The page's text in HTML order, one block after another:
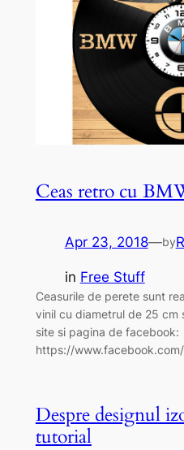
Ceas retro cu
Apr 23, 2018—by
in Free Stuff
Ceasurile de perete sunt
vinil cu diametrul de 25 cm
site si pagina de facebook:
https://
Despre designul
tutorial